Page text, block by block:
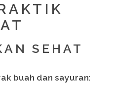
SEHAT
buah dan sayuran: